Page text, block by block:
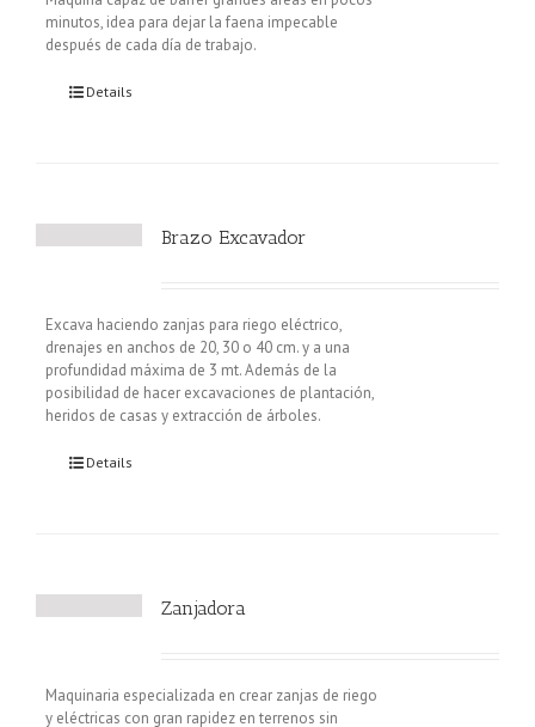
minutos, idea para dejar la faena impecable
después de cada día de trabajo.
Details
Brazo Excavador
Excava haciendo zanjas para riego eléctrico,
drenajes en anchos de 20, 30 o 40 cm. y a una
profundidad máxima de 3 mt. Además de la
posibilidad de hacer excavaciones de plantación,
heridos de casas y extracción de árboles.
Details
Zanjadora
Maquinaria especializada en crear zanjas de riego
y eléctricas con gran rapidez en terrenos sin